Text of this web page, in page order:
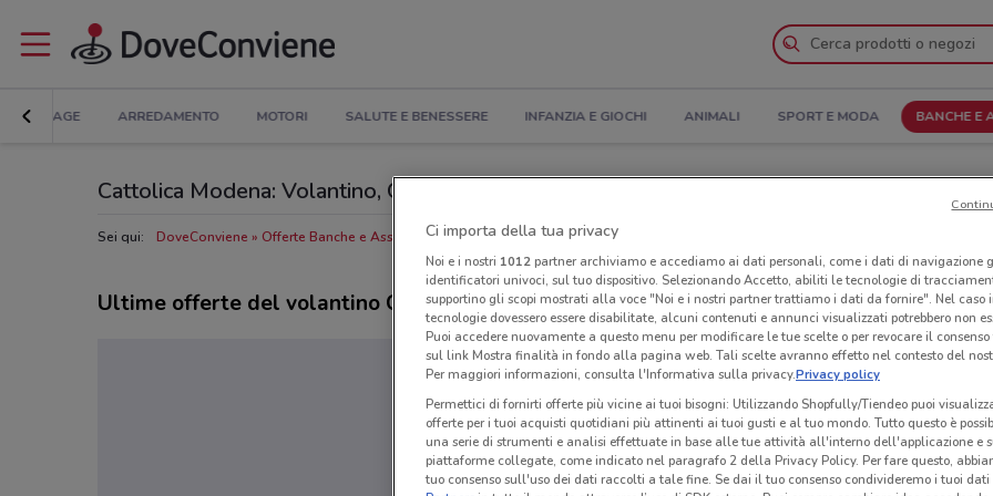
BRICOLAGE ARREDAMENTO MOTORI SALUTE E BENESSERE INFANZIA E GIOCHI ANIMALI SPORT E MODA BANCHE E
Cattolica Modena: Volantino, Orari di apertura e Indirizzi
Sei qui: DoveConviene Offerte Banche e Assicurazioni a Modena Negozi Cattolica a Modena
Ultime offerte del volantino Cattolica
Ci importa della tua privacy
Noi e i nostri 1012partner archiviamo e accediamo ai dati personali, come i dati di navigazione
identificatori univoci, sul tuo dispositivo. Selezionando Accetto, abiliti le tecnologie di
supportino gli scopi mostrati alla voce "Noi e i nostri partner trattiamo i dati da fornire". Nel caso
tecnologie dovessero essere disabilitate, alcuni contenuti e annunci visualizzati potrebbero non
Puoi accedere nuovamente a questo menu per modificare le tue scelte o per revocare il
sul link Mostra finalità in fondo alla pagina web. Tali scelte avranno effetto nel contesto del
Per maggiori informazioni, consulta l'Informativa sulla privacy.Privacy policy
Permettici di fornirti offerte più vicine ai tuoi bisogni: Utilizzando Shopfully/Tiendeo puoi
offerte per i tuoi acquisti quotidiani più attinenti ai tuoi gusti e al tuo mondo. Tutto questo è
una serie di strumenti e analisi effettuate in base alle tue attività all'interno dell'applicazione e
piattaforme collegate, come indicato nel paragrafo 2 della Privacy Policy. Per fare questo,
tuo consenso sull'uso dei dati raccolti a tale fine. Se dai il tuo consenso condivideremo i tuoi dati